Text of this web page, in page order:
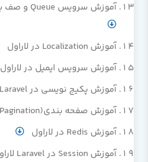
آموزش سرویس Queue و صف بندی عملیات در Laravel
آموزش Localization در لاراول
آموزش سرویس ایمیل در لاراول
آموزش پکیج نویسی در Laravel
آموزش صفحه بندی(Pagination) در Laravel
آموزش Redis در لاراول
آموزش Session در Laravel لاراول